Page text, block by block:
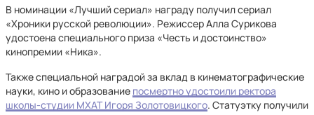
В номинации «Лучший сериал» награду получил сериал
«Хроники русской революции». Режиссер Алла Сурикова
удостоена специального приза «Честь и достоинство»
кинопремии «Ника».
Также специальной наградой за вклад в кинематографические
науки, кино и образование посмертно удостоили ректора
школы-студии МХАТ Игоря Золотовицкого. Статуэтку получили